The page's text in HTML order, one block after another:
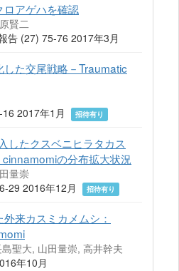
アゲハを確認
賢二
告 (27) 75-76 2017年3月
した交尾戦略－Traumatic
2017年1月
招待有り
したクスベニヒラタカス
の分布拡大状況
量崇
29 2016年12月
招待有り
来カスミカメムシ：
聖大, 山田量崇, 高井幹夫
年10月